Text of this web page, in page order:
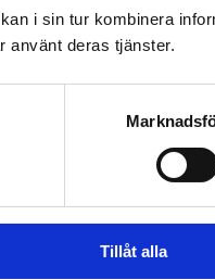
i sin tur kombinera
använt deras tjänster.
Tillåt alla
i 5 storlekar
219 kr